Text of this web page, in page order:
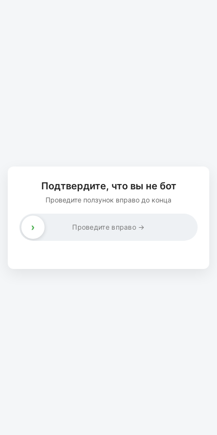
Подтвердите, что вы не бот
Проведите ползунок вправо до конца
Проведите вправо →
›